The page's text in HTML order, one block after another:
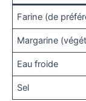
Farine (de
Margarine
Eau froide
Sel